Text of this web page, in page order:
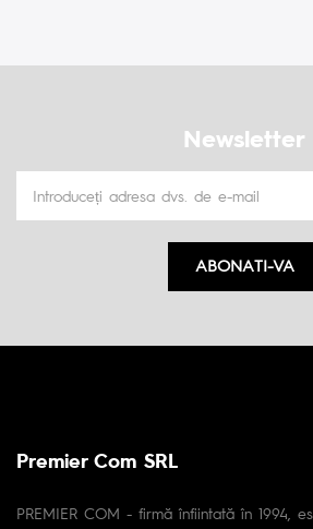
Newsletter
ABONATI-VA
Premier Com SRL
PREMIER COM - firmă înfiintată în 1994,